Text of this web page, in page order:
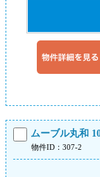
ムーブル丸和
物件ID：307-2